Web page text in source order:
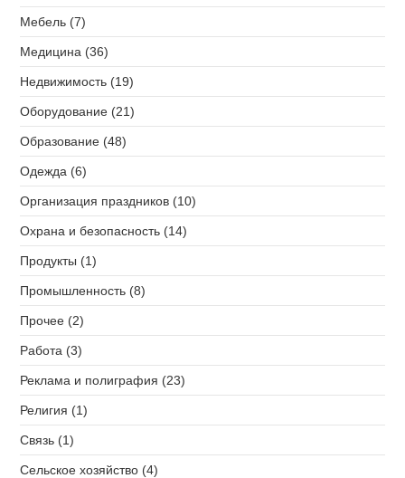
Мебель (7)
Медицина (36)
Недвижимость (19)
Оборудование (21)
Образование (48)
Одежда (6)
Организация праздников (10)
Охрана и безопасность (14)
Продукты (1)
Промышленность (8)
Прочее (2)
Работа (3)
Реклама и полиграфия (23)
Религия (1)
Связь (1)
Сельское хозяйство (4)